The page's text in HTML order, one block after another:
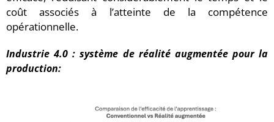
coût associés à l’atteinte de la compétence
opérationnelle.
Industrie 4.0 : système de réalité augmentée pour la
production: